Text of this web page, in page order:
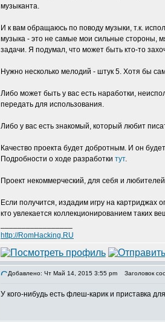
музыканта.
И к вам обращаюсь по поводу музыки, т.к.
музыка - это не самые мои сильные стороны,
задачи. Я подумал, что может быть кто-то
Нужно несколько мелодий - штук 5. Хотя бы
Либо может быть у вас есть наработки,
передать для использования.
Либо у вас есть знакомый, который любит
Качество проекта будет добротным. И он
Подробности о ходе разработки тут.
Проект некоммерческий, для себя и
Если получится, издадим игру на картриджах
кто увлекается коллекционированием таких
http://RomHacking.RU
Добавлено: Чт Май 14, 2015 3:55 pm Заголовок
У кого-нибудь есть флеш-карик и приставка